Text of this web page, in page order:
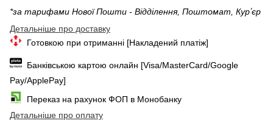
*за тарифами Нової Пошти - Відділення, Поштомат, Курʼєр
Детальніше про доставку
Готовкою при отриманні [Накладений платіж]
Банківською картою онлайн [Visa/MasterCard/Google
Pay/ApplePay]
Переказ на рахунок ФОП в Монобанку
Детальніше про оплату